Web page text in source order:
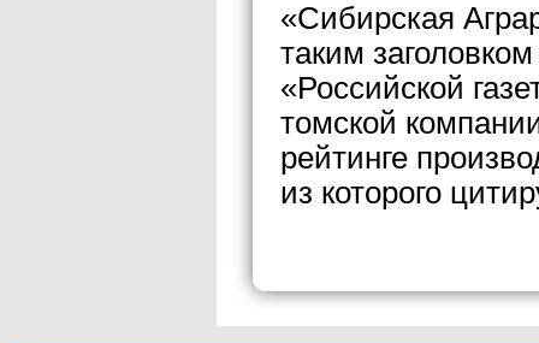
«Сибирская
таким
«Российской
томской
рейтинге
из которого